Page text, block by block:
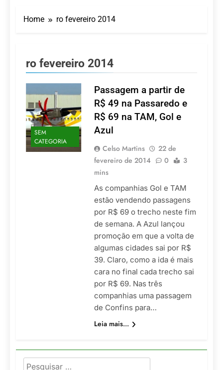
nos aeroportos da
7 De Agosto De 2026
de lazer e corporativo
Executivo com carreira
Balanger assume
comando do Wyndham
São Paulo Ibirapuera
5 De Agosto De 2026
LATAM anuncia 42
rotas na primeira fase
de operação do
Embraer 195-E2
5 De Agosto De 2026
Azul retoma voos
Alegre e Montevidéu
em dezembro
Home ro fevereiro 2014
ro fevereiro 2014
SEM
CATEGORIA
Passagem a partir de
R$ 49 na Passaredo e
R$ 69 na TAM, Gol e
Azul
Celso Martins
22 de
fevereiro de 2014
0
3
mins
As companhias Gol e TAM
estão vendendo passagens
por R$ 69 o trecho neste fim
de semana. A Azul lançou
promoção em que a volta de
algumas cidades sai por R$
39. Claro, como a ida é mais
cara no final cada trecho sai
por R$ 69. Nas três
companhias uma passagem
de Confins para…
Leia mais...
Pesquisar